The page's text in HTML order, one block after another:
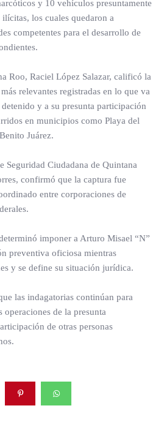
y 10 vehículos presuntamente
los cuales quedaron a
competentes para el desarrollo de
Roo, Raciel López Salazar, calificó la
relevantes registradas en lo que va
y a su presunta participación
en municipios como Playa del
Juárez.
Seguridad Ciudadana de Quintana
confirmó que la captura fue
entre corporaciones de
imponer a Arturo Misael “N”
preventiva oficiosa mientras
y se define su situación jurídica.
las indagatorias continúan para
operaciones de la presunta
de otras personas